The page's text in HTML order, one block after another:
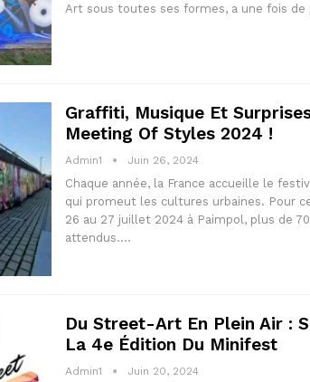
Art sous toutes ses formes, a une fois
Graffiti, Musique Et
Meeting Of Styles 2024 !
Admin1 Juin 26, 2024
Chaque année, la France accueille le
qui promeut les cultures urbaines. Pour
26 au 27 juillet 2024 à Paimpol, plus de
attendus.…
Du Street-Art En Plein Air :
La 4e Édition Du Minifest
Admin1 Juin 20, 2024